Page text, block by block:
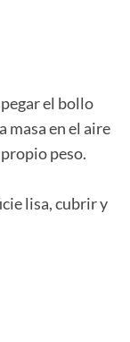
el bollo
masa en el aire
peso.
lisa, cubrir y